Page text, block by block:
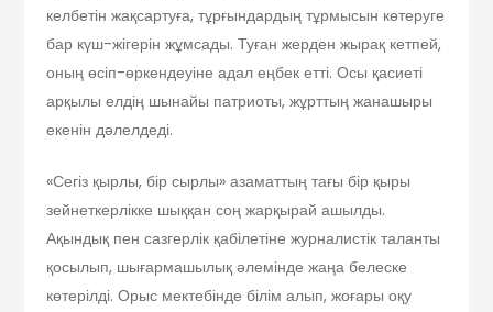
келбетін жақсартуға, тұрғындардың тұрмысын көтеруге
бар күш-жігерін жұмсады. Туған жерден жырақ кетпей,
оның өсіп-өркендеуіне адал еңбек етті. Осы қасиеті
арқылы елдің шынайы патриоты, жұрттың жанашыры
екенін дәлелдеді.
«Сегіз қырлы, бір сырлы» азаматтың тағы бір қыры
зейнеткерлікке шыққан соң жарқырай ашылды.
Ақындық пен сазгерлік қабілетіне журналистік таланты
қосылып, шығармашылық әлемінде жаңа белеске
көтерілді. Орыс мектебінде білім алып, жоғары оқу